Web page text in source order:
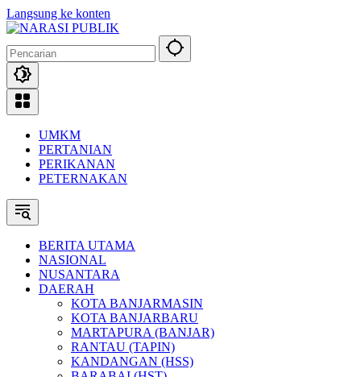
Langsung ke konten
UMKM
PERTANIAN
PERIKANAN
PETERNAKAN
BERITA UTAMA
NASIONAL
NUSANTARA
DAERAH
KOTA BANJARMASIN
KOTA BANJARBARU
MARTAPURA (BANJAR)
RANTAU (TAPIN)
KANDANGAN (HSS)